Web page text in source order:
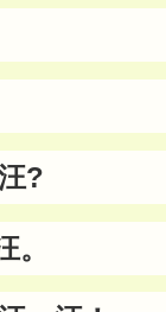
?